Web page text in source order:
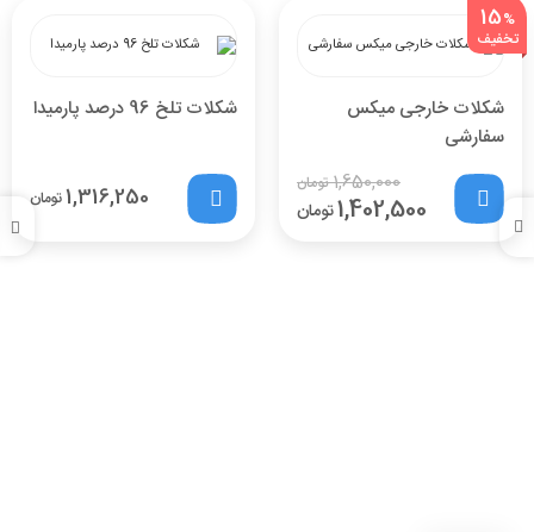
شکلات خارجی میکس
سفارشی
1,650,000تومان
1,402,500تومان
%
15
تخفیف
شکلات تلخ 96 درصد پارمیدا
1,316,250تومان